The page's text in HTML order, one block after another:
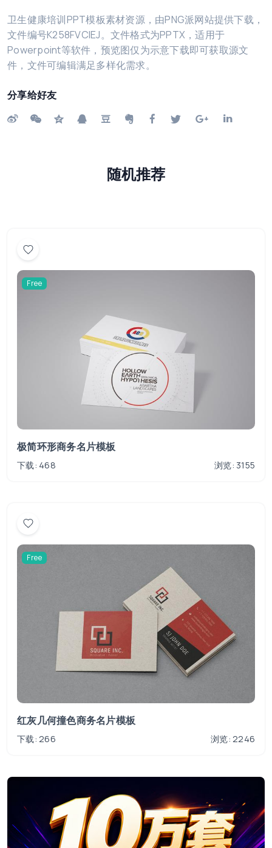
卫生健康培训PPT模板素材资源，由PNG派网站提供下载，
文件编号K258FVCIEJ。文件格式为PPTX，适用于
Powerpoint等软件，预览图仅为示意下载即可获取源文
件，文件可编辑满足多样化需求。
分享给好友
随机推荐
Free
极简环形商务名片模板
下载: 468 浏览: 3155
Free
红灰几何撞色商务名片模板
下载: 266 浏览: 2246